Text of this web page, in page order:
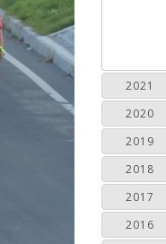
2021
2020
2019
2018
2017
2016